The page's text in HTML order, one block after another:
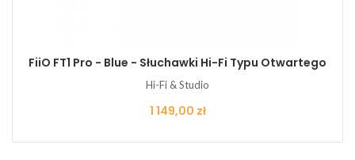
FiiO FT1 Pro - Blue - Słuchawki Hi-Fi Typu Otwartego
Hi-Fi & Studio
Cena
1 149,00 zł